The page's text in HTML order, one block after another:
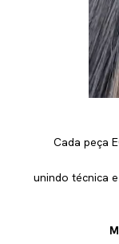
Cada peça
unindo técnica